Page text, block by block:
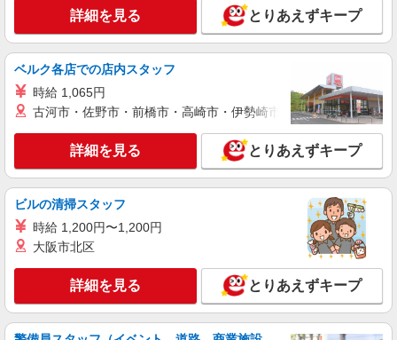
キープ 詳細を見る
パート
ツクイ・サンシャイン成城（有料老人ホーム）
有料老人ホーム 夜勤専従介護スタッフ（ケア
クルー）
アップ！ ・夜勤手当:1万円/回 ・居住支援特別手
当:120円/時給含む ※給与幅は資格・経験等による
東京都世田谷区上祖師谷六丁目29番19号
キープ 詳細を見る
正社員
SOMPOケア ラヴィーレ世田谷船橋/5012aa1
介護スタッフ
【実務者研修】 月給：269,500円 年収例：364
万円〜 【初任者研修・無資格】 月給：259,800円
詳細を見る とりあえずキープ
ベルク各店での店内スタッフ
時給 1,065円
古河市・佐野市・前橋市・高崎市・伊勢崎市・太田市・館林市
詳細を見る とりあえずキープ
ビルの清掃スタッフ
時給 1,200円〜1,200円
大阪市北区
詳細を見る とりあえずキープ